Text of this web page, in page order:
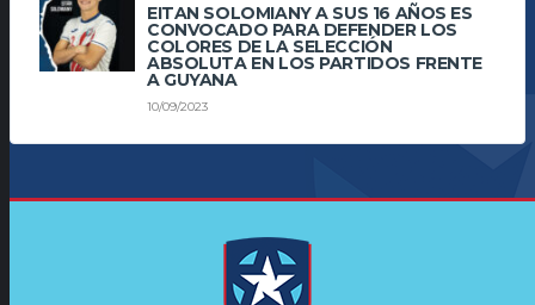
EITAN SOLOMIANY A SUS 16 AÑOS ES
CONVOCADO PARA DEFENDER LOS
COLORES DE LA SELECCIÓN
ABSOLUTA EN LOS PARTIDOS FRENTE
A GUYANA
10/09/2023